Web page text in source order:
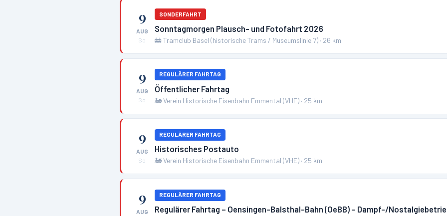
9
AUG
So
SONDERFAHRT
Sonntagmorgen Plausch- und Fotofahrt 2026
🚋 Tramclub Basel (historische Trams / Museumslinie 7) · 26 km
9
AUG
So
REGULÄRER FAHRTAG
Öffentlicher Fahrtag
🚂Verein Historische Eisenbahn Emmental (VHE) · 25 km
9
AUG
So
REGULÄRER FAHRTAG
Historisches Postauto
🚂Verein Historische Eisenbahn Emmental (VHE) · 25 km
9
AUG
REGULÄRER FAHRTAG
Regulärer Fahrtag – Oensingen-Balsthal-Bahn (OeBB) – Dampf-/